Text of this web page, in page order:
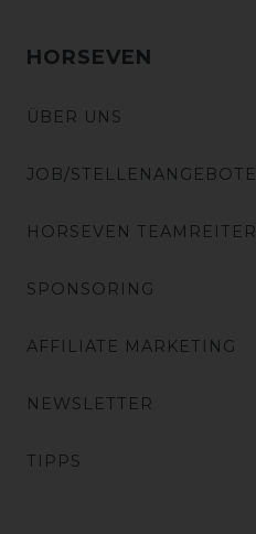
HORSEVEN
ÜBER UNS
JOB/STELLENANGEBOTE
HORSEVEN TEAMREITER
SPONSORING
AFFILIATE MARKETING
NEWSLETTER
TIPPS